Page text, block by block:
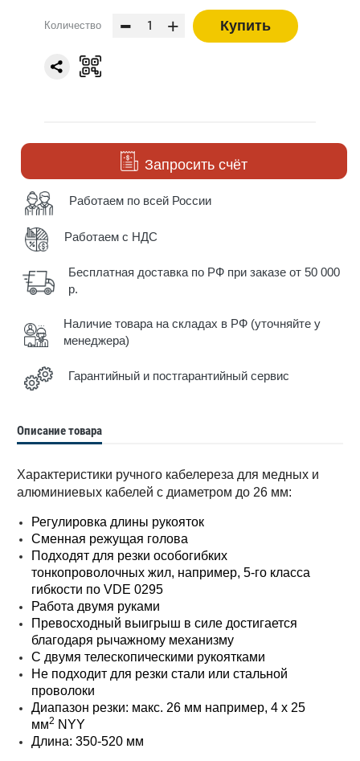
Количество - + Купить
Запросить счёт
Работаем по всей России
Работаем с НДС
Бесплатная доставка по РФ при заказе от 50 000
р.
Наличие товара на складах в РФ (уточняйте у
менеджера)
Гарантийный и постгарантийный сервис
Описание товара
Характеристики ручного кабелереза для медных и
алюминиевых кабелей с диаметром до 26 мм:
Регулировка длины рукояток
Сменная режущая голова
Подходят для резки особогибких
тонкопроволочных жил, например, 5-го класса
гибкости по VDE 0295
Работа двумя руками
Превосходный выигрыш в силе достигается
благодаря рычажному механизму
С двумя телескопическими рукоятками
Не подходит для резки стали или стальной
проволоки
Диапазон резки: макс. 26 мм например, 4 x 25
мм2 NYY
Длина: 350-520 мм